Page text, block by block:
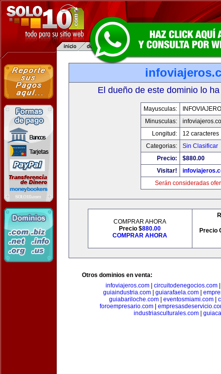
El dueño de este dominio lo
Mayusculas:
Minusculas:
Longitud:
12 caracteres
Categorias:
Sin Clasificar
Precio:
$880.00
Visitar!
Serán consideradas
COMPRAR AHORA
Precio $880.00
COMPRAR AHORA
Precio
Otros dominios en venta:
infoviajeros.com
circuitodenegocios.com
guiaindustria.com
guiarafaela.com
guiabariloche.com
eventosmiami.com
foroempresario.com|
industriasculturales.com|